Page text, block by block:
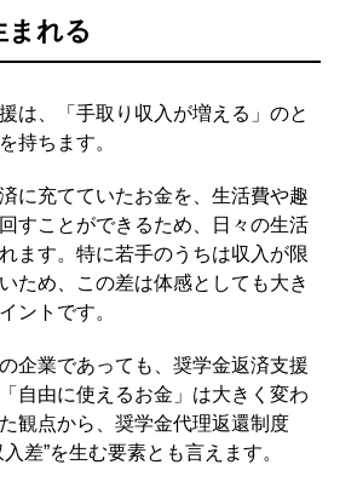
まれる
は、「手取り収入が増える」のと
持ちます。
に充てていたお金を、生活費や趣
すことができるため、日々の生活
ます。特に若手のうちは収入が限
ため、この差は体感としても大き
ントです。
企業であっても、奨学金返済支援
自由に使えるお金」は大きく変わ
観点から、奨学金代理返還制度
差”を生む要素とも言えます。